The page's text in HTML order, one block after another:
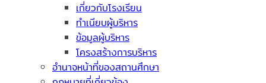
เกี่ยวกับโรงเรียน
ทำเนียบผู้บริหาร
ข้อมูลผู้บริหาร
โครงสร้างการบริหาร
อำนาจหน้าที่ของสถานศึกษา